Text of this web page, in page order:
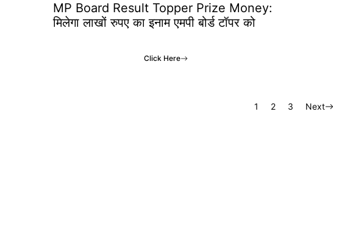
MP Board Result Topper Prize Money:
मिलेगा लाखों रुपए का इनाम एमपी बोर्ड टॉपर को
Click Here
1 2 3 Next